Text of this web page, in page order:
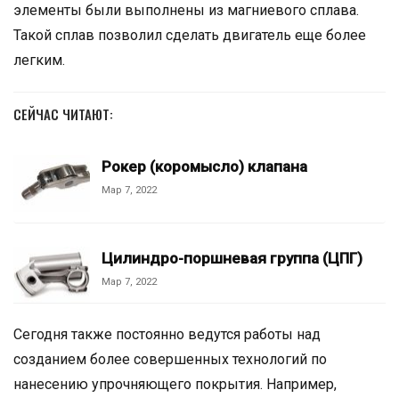
элементы были выполнены из магниевого сплава.
Такой сплав позволил сделать двигатель еще более
легким.
СЕЙЧАС ЧИТАЮТ:
Рокер (коромысло) клапана
Мар 7, 2022
Цилиндро-поршневая группа (ЦПГ)
Мар 7, 2022
Сегодня также постоянно ведутся работы над
созданием более совершенных технологий по
нанесению упрочняющего покрытия. Например,